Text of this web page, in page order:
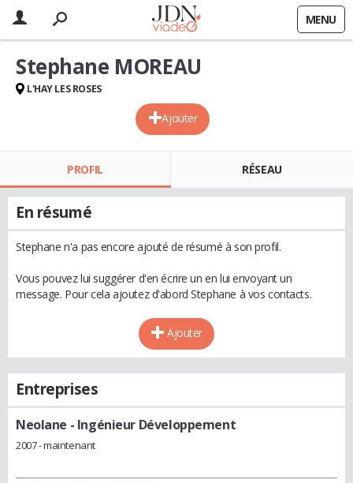
MENU
Ajouter
Stephane MOREAU
L'HAY LES ROSES
PROFIL RÉSEAU
En résumé
Stephane n'a pas encore ajouté de résumé à son profil.
Vous pouvez lui suggérer d'en écrire un en lui envoyant un
message. Pour cela ajoutez d'abord Stephane à vos contacts.
Ajouter
Entreprises
Neolane - Ingénieur Développement
2007 - maintenant